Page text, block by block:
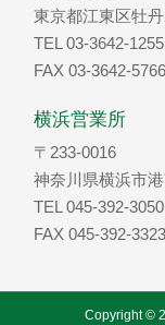
東京都江東区牡
TEL 03-3642-1255
FAX 03-3642-5766
横浜営業所
〒233-0016
神奈川県横浜市
TEL 045-392-3050
FAX 045-392-3323
Copyright ©